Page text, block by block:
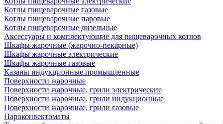
Котлы пищеварочные газовые
Котлы пищеварочные паровые
Котлы пищеварочные дизельные
Аксессуары и комплектующие для пищеварочных котлов
Шкафы жарочные (жарочно-пекарные)
Шкафы жарочные электрические
Шкафы жарочные газовые
Казаны индукционные промышленные
Поверхности жарочные
Поверхности жарочные, грили электрические
Поверхности жарочные, грили индукционные
Поверхности жарочные, грили газовые
Пароконвектоматы